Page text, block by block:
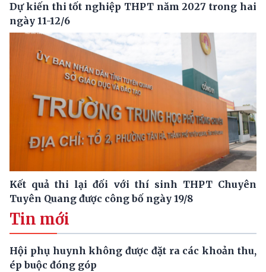
Dự kiến thi tốt nghiệp THPT năm 2027 trong hai
ngày 11-12/6
Kết quả thi lại đối với thí sinh THPT Chuyên
Tuyên Quang được công bố ngày 19/8
Tin mới
Hội phụ huynh không được đặt ra các khoản thu,
ép buộc đóng góp